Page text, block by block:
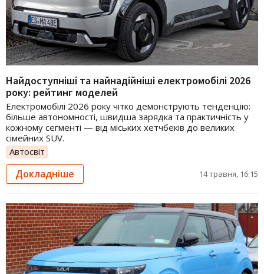
Найдоступніші та найнадійніші електромобілі 2026
року: рейтинг моделей
Електромобілі 2026 року чітко демонструють тенденцію:
більше автономності, швидша зарядка та практичність у
кожному сегменті — від міських хетчбеків до великих
сімейних SUV.
Автосвіт
Докладніше 14 травня, 16:15